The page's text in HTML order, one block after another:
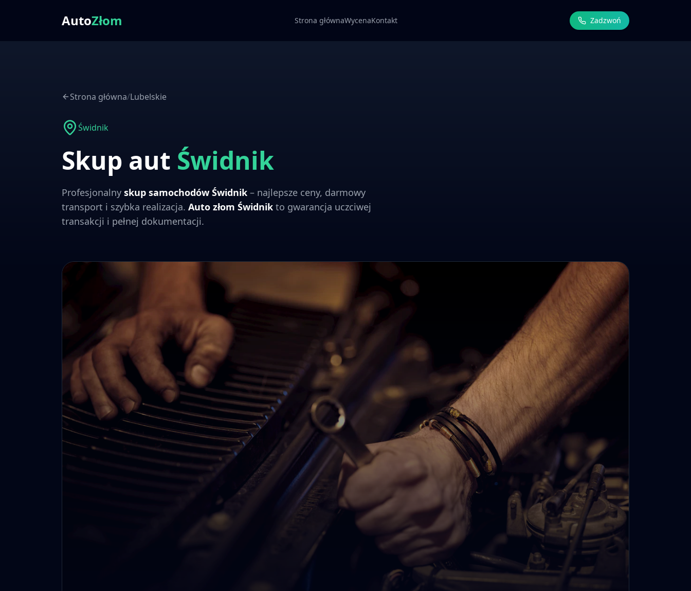
AutoZłom Strona głównaWycenaKontakt Zadzwoń
Strona główna/Lubelskie
Świdnik
Skup aut Świdnik
Profesjonalny skup samochodów Świdnik – najlepsze ceny, darmowy
transport i szybka realizacja. Auto złom Świdnik to gwarancja uczciwej
transakcji i pełnej dokumentacji.